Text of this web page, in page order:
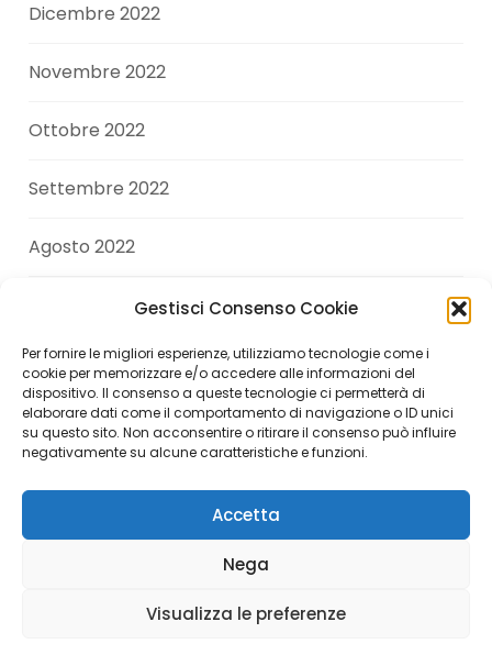
Gestisci Consenso Cookie
Per fornire le migliori esperienze, utilizziamo tecnologie come i
cookie per memorizzare e/o accedere alle informazioni del
dispositivo. Il consenso a queste tecnologie ci permetterà di
elaborare dati come il comportamento di navigazione o ID unici
su questo sito. Non acconsentire o ritirare il consenso può influire
negativamente su alcune caratteristiche e funzioni.
Accetta
Nega
Visualizza le preferenze
Dicembre 2022
Novembre 2022
Ottobre 2022
Settembre 2022
Agosto 2022
Giugno 2022
Aprile 2022
Copyright © 2026 Andrea Di Giuseppe. All Rights
Reserved.